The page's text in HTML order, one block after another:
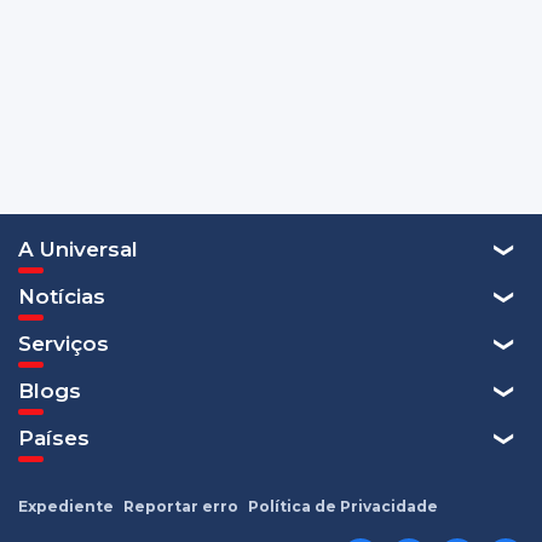
A Universal
Notícias
Serviços
Blogs
Países
Expediente Reportar erro Política de Privacidade